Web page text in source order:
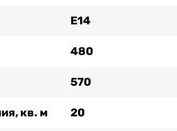
Е14
480
570
кв. м 20